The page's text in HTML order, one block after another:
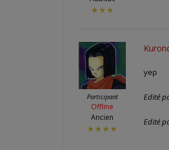
★★★
Participant
Offline
Ancien
★★★★
yep
Edité
Edité